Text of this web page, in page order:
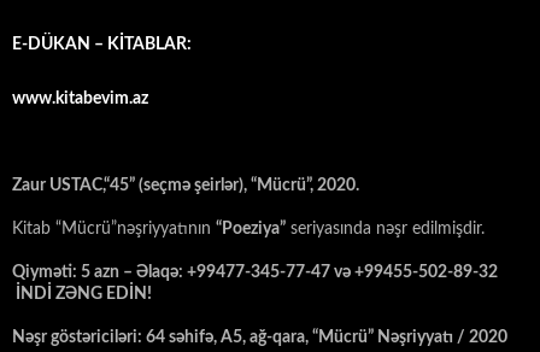
E-DÜKAN – KİTABLAR:
www.kitabevim.az
Zaur USTAC,“45” (seçmə şeirlər), “Mücrü”, 2020.
Kitab “Mücrü”nəşriyyatının “Poeziya” seriyasında nəşr edilmişdir.
Qiyməti: 5 azn – Əlaqə: +99477-345-77-47 və +99455-502-89-32
İNDİ ZƏNG EDİN!
Nəşr göstəriciləri: 64 səhifə, A5, ağ-qara, “Mücrü” Nəşriyyatı / 2020